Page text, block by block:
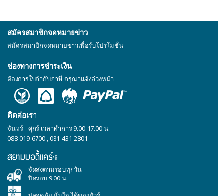
สมัครสมาชิกจดหมายข่าว
สมัครสมาชิกจดหมายข่าวเพื่อรับโปรโมชั่น
ช่องทางการชำระเงิน
ต้องการใบกำกับภาษี กรุณาแจ้งล่วงหน้า
ติดต่อเรา
จันทร์ - ศุกร์ เวลาทำการ 9.00-17.00 น.
088-019-6700 ,081-431-2801
จัดส่งตามรอบทุกวัน
ปิดรอบ 9.00 น.